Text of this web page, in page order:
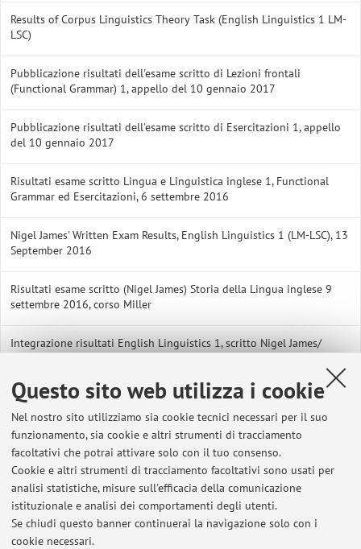
Questo sito web utilizza i cookie
Nel nostro sito utilizziamo sia cookie tecnici necessari per il suo
funzionamento, sia cookie e altri strumenti di tracciamento
facoltativi che potrai attivare solo con il tuo consenso.
Cookie e altri strumenti di tracciamento facoltativi sono usati per
analisi statistiche, misure sull'efficacia della comunicazione
istituzionale e analisi dei comportamenti degli utenti.
Se chiudi questo banner continuerai la navigazione solo con i
cookie necessari.
Results of Corpus Linguistics Theory Task (English Linguistics 1 LM-
LSC)
Pubblicazione risultati dell'esame scritto di Lezioni frontali
(Functional Grammar) 1, appello del 10 gennaio 2017
Pubblicazione risultati dell'esame scritto di Esercitazioni 1, appello
del 10 gennaio 2017
Risultati esame scritto Lingua e Linguistica inglese 1, Functional
Grammar ed Esercitazioni, 6 settembre 2016
Nigel James' Written Exam Results, English Linguistics 1 (LM-LSC), 13
September 2016
Risultati esame scritto (Nigel James) Storia della Lingua inglese 9
settembre 2016, corso Miller
Integrazione risultati English Linguistics 1, scritto Nigel James/
Risultati esame scritto Lingua e Linguistica inglese 1 (20 maggio
2016). Lezioni frontali ed Esercitazioni
English Linguistics 1 (LM), Nigel James' Written Exam Results 23 May
2016
Coursework Results English Linguistics 1 (LM)
Risultati esame scritto di Functional Grammar 1 (lezioni frontali), 18